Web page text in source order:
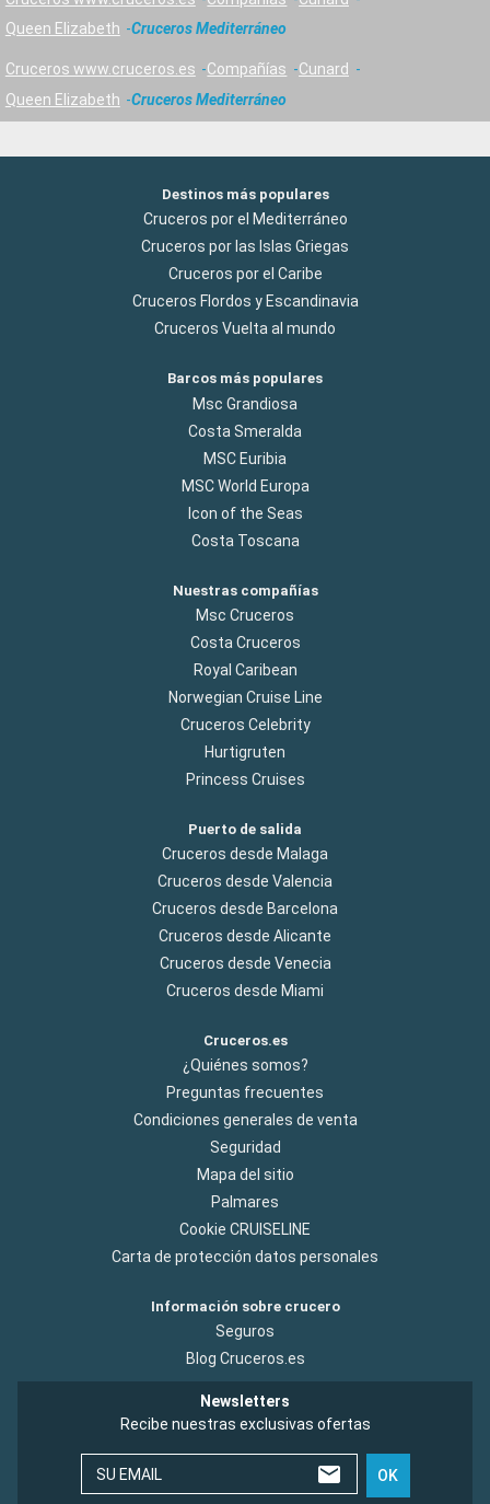
Queen Elizabeth
Cruceros Mediterráneo
Cruceros www.cruceros.es Compañías
Cunard
Queen Elizabeth
Cruceros Mediterráneo
Destinos más populares
Cruceros por el Mediterráneo
Cruceros por las Islas Griegas
Cruceros por el Caribe
Cruceros Flordos y Escandinavia
Cruceros Vuelta al mundo
Barcos más populares
Msc Grandiosa
Costa Smeralda
MSC Euribia
MSC World Europa
Icon of the Seas
Costa Toscana
Nuestras compañías
Msc Cruceros
Costa Cruceros
Royal Caribean
Norwegian Cruise Line
Cruceros Celebrity
Hurtigruten
Princess Cruises
Puerto de salida
Cruceros desde Malaga
Cruceros desde Valencia
Cruceros desde Barcelona
Cruceros desde Alicante
Cruceros desde Venecia
Cruceros desde Miami
Cruceros.es
¿Quiénes somos?
Preguntas frecuentes
Condiciones generales de venta
Seguridad
Mapa del sitio
Palmares
Cookie CRUISELINE
Carta de protección datos personales
Información sobre crucero
Seguros
Blog Cruceros.es
Newsletters
Recibe nuestras exclusivas ofertas
SU EMAIL OK